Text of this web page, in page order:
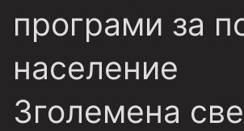
програми за
население
Зголемена